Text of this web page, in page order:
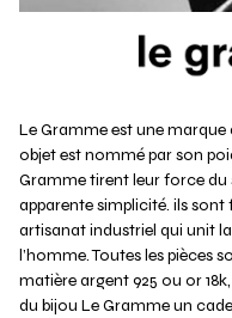
Le Gramme est une
objet est nommé par son
Gramme tirent leur force du
apparente simplicité. ils sont
artisanat industriel qui unit
l’homme. Toutes les pièces
matière argent 925 ou or
du bijou Le Gramme un